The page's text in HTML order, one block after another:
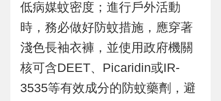
低病媒蚊密度；進行戶外活動
時，務必做好防蚊措施，應穿著
淺色長袖衣褲，並使用政府機關
核可含DEET、Picaridin或IR-
3535等有效成分的防蚊藥劑，避